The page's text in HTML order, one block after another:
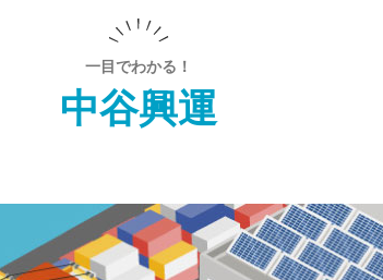
一目でわかる！
中谷興運